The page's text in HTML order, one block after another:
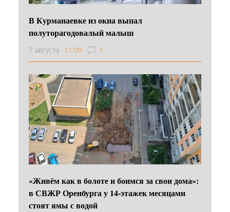
В Курманаевке из окна выпал
полуторагодовалый малыш
7 августа 11:09 1
«Живём как в болоте и боимся за свои дома»:
в СВЖР Оренбурга у 14-этажек месяцами
стоят ямы с водой